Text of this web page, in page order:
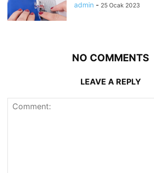
admin - 25 Ocak 2023
NO COMMENTS
LEAVE A REPLY